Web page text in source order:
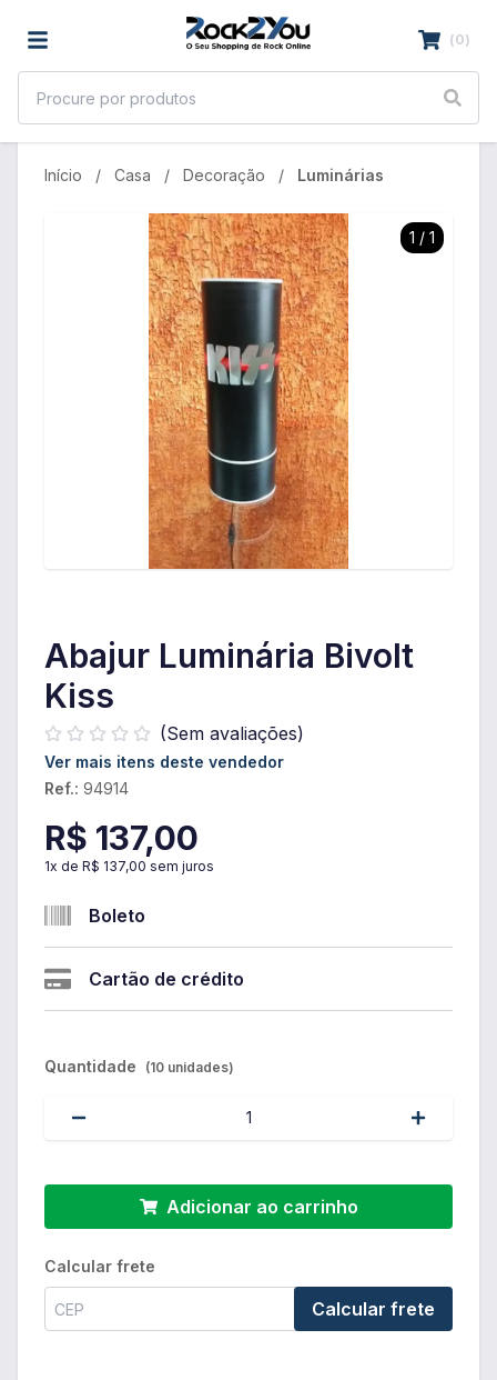
(0)
Início Casa Decoração Luminárias
1 / 1
Abajur Luminária Bivolt
Kiss
(Sem avaliações)
Ver mais itens deste vendedor
Ref.: 94914
R$ 137,00
1x de R$ 137,00 sem juros
Boleto
Cartão de crédito
Quantidade (10 unidades)
Adicionar ao carrinho
Calcular frete
Calcular frete